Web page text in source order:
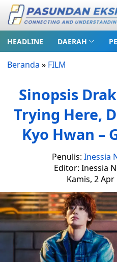
HEADLINE DAERAH
Beranda » FILM
Sinopsis
Trying Here,
Kyo Hwan –
Penulis: Inessia
Editor: Inessia
Kamis, 2 Apr